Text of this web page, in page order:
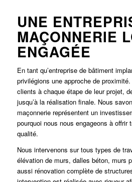
UNE
MAÇONNERIE
ENGAGÉE
En tant qu’entreprise de bâtiment
privilégions une approche de
clients à chaque étape de leur projet,
jusqu’à la réalisation finale. Nous
maçonnerie représentent un
pourquoi nous nous engageons à offrir
qualité.
Nous intervenons sur tous types de
élévation de murs, dalles béton, murs
aussi rénovation complète de